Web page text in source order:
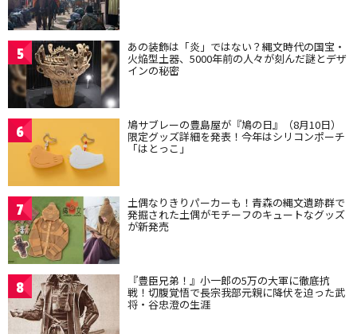
5 あの装飾は「炎」ではない？縄文時代の国宝・
火焔型土器、5000年前の人々が刻んだ謎とデザ
インの秘密
6 鳩サブレーの豊島屋が『鳩の日』（8月10日）
限定グッズ詳細を発表！今年はシリコンポーチ
「はとっこ」
7 土偶なりきりパーカーも！青森の縄文遺跡群で
発掘された土偶がモチーフのキュートなグッズ
が新発売
8 『豊臣兄弟！』小一郎の5万の大軍に徹底抗
戦！切腹覚悟で長宗我部元親に降伏を迫った武
将・谷忠澄の生涯